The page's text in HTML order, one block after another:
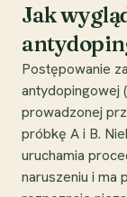
Jak
Postępowanie
antydopingowej
prowadzonej
próbkę A i B.
uruchamia
naruszeniu i ma